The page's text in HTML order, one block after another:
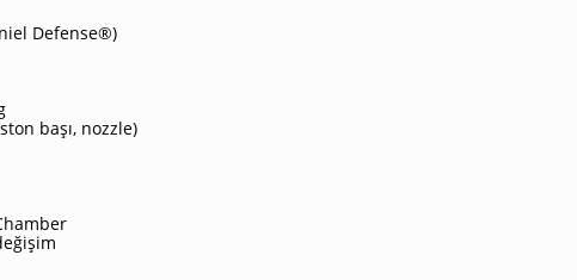
Defense®)
başı, nozzle)